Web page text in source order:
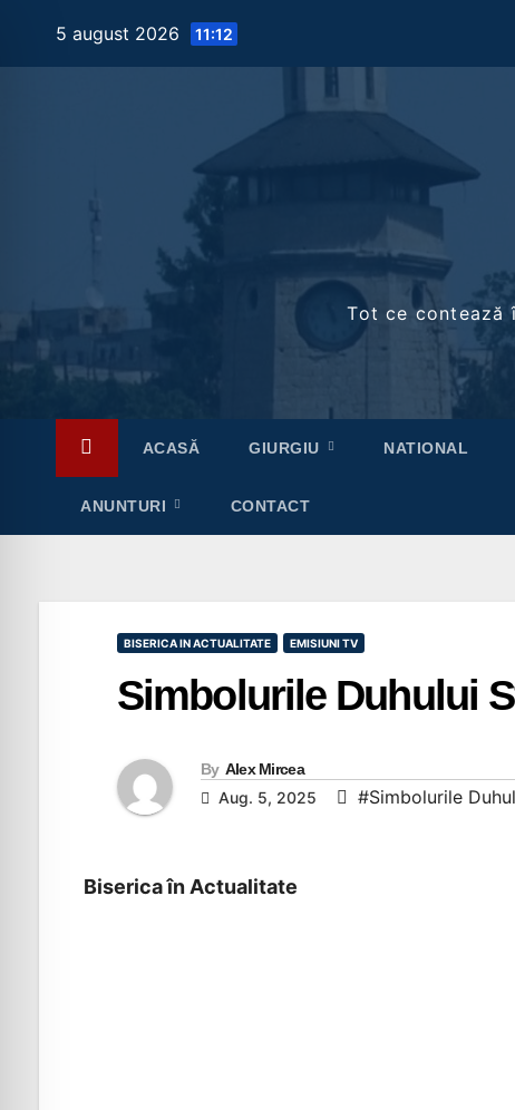
5 august 2026 11:12
Tot ce contează
ACASĂ GIURGIU NATIONAL
ANUNTURI CONTACT
BISERICA IN ACTUALITATE EMISIUNI TV
Simbolurile Duhului
By Alex Mircea
Aug. 5, 2025 #Simbolurile
Biserica în Actualitate